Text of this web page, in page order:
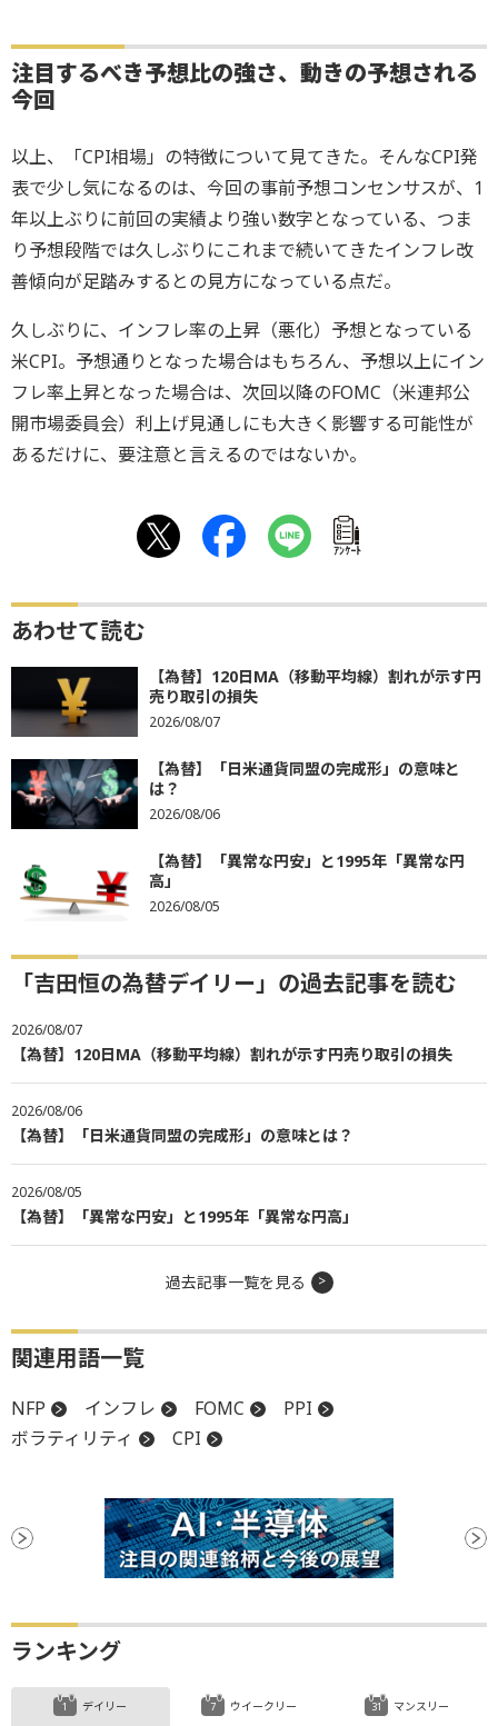
注目するべき予想比の強さ、動きの予想される
今回
以上、「CPI相場」の特徴について見てきた。そんなCPI発
表で少し気になるのは、今回の事前予想コンセンサスが、1
年以上ぶりに前回の実績より強い数字となっている、つま
り予想段階では久しぶりにこれまで続いてきたインフレ改
善傾向が足踏みするとの見方になっている点だ。
久しぶりに、インフレ率の上昇（悪化）予想となっている
米CPI。予想通りとなった場合はもちろん、予想以上にイン
フレ率上昇となった場合は、次回以降のFOMC（米連邦公
開市場委員会）利上げ見通しにも大きく影響する可能性が
あるだけに、要注意と言えるのではないか。
ｱﾝｹｰﾄ
あわせて読む
【為替】120日MA（移動平均線）割れが示す円
売り取引の損失
2026/08/07
【為替】「日米通貨同盟の完成形」の意味と
は？
2026/08/06
【為替】「異常な円安」と1995年「異常な円
高」
2026/08/05
「吉田恒の為替デイリー」の過去記事を読む
2026/08/07
【為替】120日MA（移動平均線）割れが示す円売り取引の損失
2026/08/06
【為替】「日米通貨同盟の完成形」の意味とは？
2026/08/05
【為替】「異常な円安」と1995年「異常な円高」
過去記事一覧を見る
関連用語一覧
NFP インフレ FOMC
PPI
ボラティリティ
CPI
ランキング
デイリー ウイークリー マンスリー